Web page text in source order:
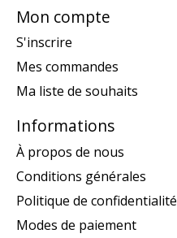
Mon compte
S'inscrire
Mes commandes
Ma liste de souhaits
Informations
À propos de nous
Conditions générales
Politique de confidentialité
Modes de paiement